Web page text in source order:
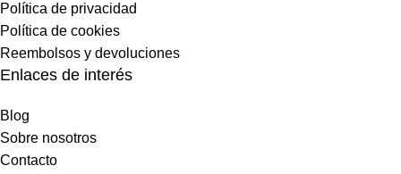
Política de privacidad
Política de cookies
Reembolsos y devoluciones
Enlaces de interés
Blog
Sobre nosotros
Contacto